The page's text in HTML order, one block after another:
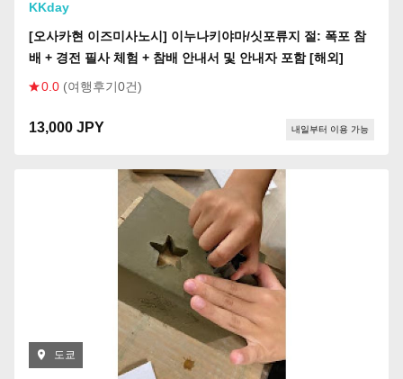
KKday
[오사카현 이즈미사노시] 이누나키야마/싯포류지 절: 폭포 참
배 + 경전 필사 체험 + 참배 안내서 및 안내자 포함 [해외]
0.0 (여행후기0건)
13,000 JPY 내일부터 이용 가능
도쿄